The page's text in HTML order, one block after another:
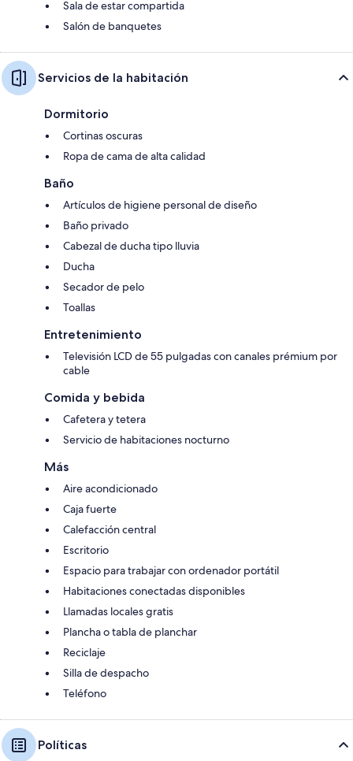
Sala de estar compartida
Salón de banquetes
Servicios de la habitación
Dormitorio
Cortinas oscuras
Ropa de cama de alta calidad
Baño
Artículos de higiene personal de diseño
Baño privado
Cabezal de ducha tipo lluvia
Ducha
Secador de pelo
Toallas
Entretenimiento
Televisión LCD de 55 pulgadas con canales prémium por
cable
Comida y bebida
Cafetera y tetera
Servicio de habitaciones nocturno
Más
Aire acondicionado
Caja fuerte
Calefacción central
Escritorio
Espacio para trabajar con ordenador portátil
Habitaciones conectadas disponibles
Llamadas locales gratis
Plancha o tabla de planchar
Reciclaje
Silla de despacho
Teléfono
Políticas